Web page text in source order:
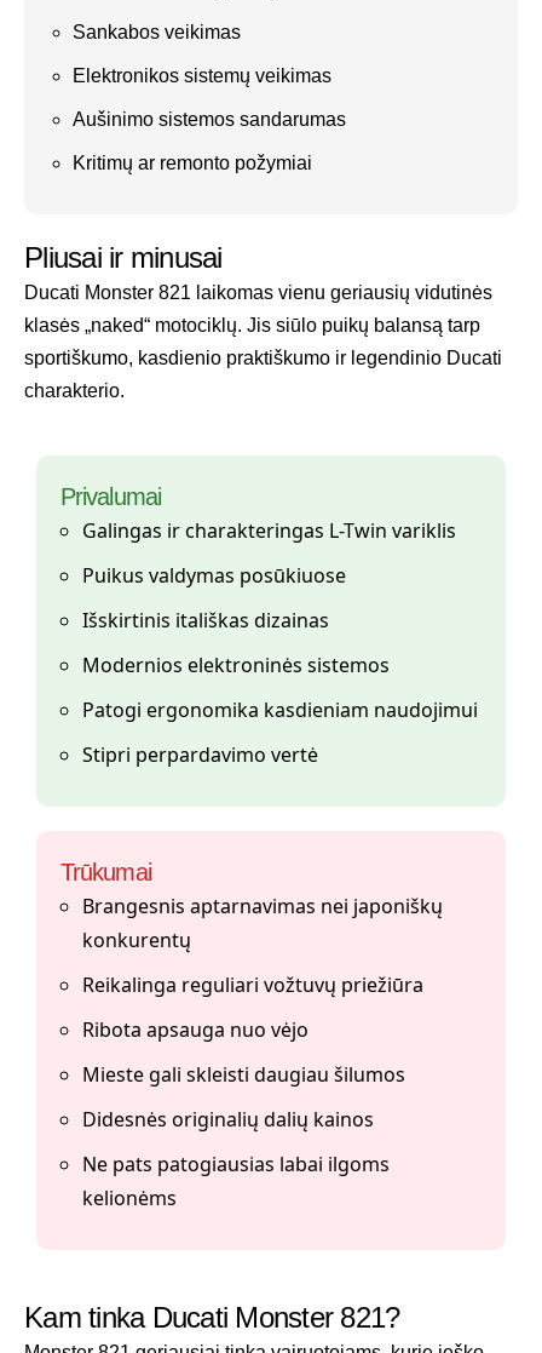
Sankabos veikimas
Elektronikos sistemų veikimas
Aušinimo sistemos sandarumas
Kritimų ar remonto požymiai
Pliusai ir minusai
Ducati Monster 821 laikomas vienu geriausių vidutinės
klasės „naked“ motociklų. Jis siūlo puikų balansą tarp
sportiškumo, kasdienio praktiškumo ir legendinio Ducati
charakterio.
Privalumai
Galingas ir charakteringas L-Twin variklis
Puikus valdymas posūkiuose
Išskirtinis itališkas dizainas
Modernios elektroninės sistemos
Patogi ergonomika kasdieniam naudojimui
Stipri perpardavimo vertė
Trūkumai
Brangesnis aptarnavimas nei japoniškų
konkurentų
Reikalinga reguliari vožtuvų priežiūra
Ribota apsauga nuo vėjo
Mieste gali skleisti daugiau šilumos
Didesnės originalių dalių kainos
Ne pats patogiausias labai ilgoms
kelionėms
Kam tinka Ducati Monster 821?